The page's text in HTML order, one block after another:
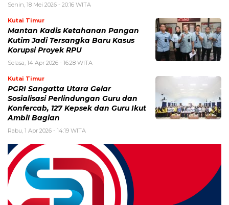
Senin, 18 Mei 2026 - 20:16 WITA
Kutai Timur
Mantan Kadis Ketahanan Pangan
Kutim Jadi Tersangka Baru Kasus
Korupsi Proyek RPU
Selasa, 14 Apr 2026 - 16:28 WITA
Kutai Timur
PGRI Sangatta Utara Gelar
Sosialisasi Perlindungan Guru dan
Konfercab, 127 Kepsek dan Guru Ikut
Ambil Bagian
Rabu, 1 Apr 2026 - 14:19 WITA